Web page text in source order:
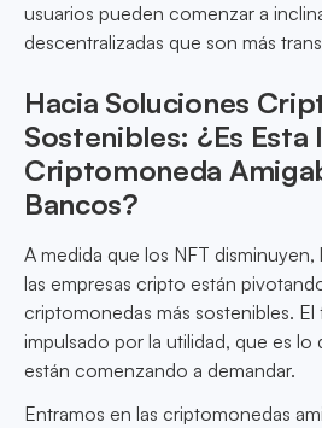
usuarios pueden comenzar a
descentralizadas que son más
Hacia Soluciones
Sostenibles: ¿Es Esta
Criptomoneda
Bancos?
A medida que los NFT
las empresas cripto están
criptomonedas más sostenibles.
impulsado por la utilidad, que es
están comenzando a demandar.
Entramos en las criptomonedas